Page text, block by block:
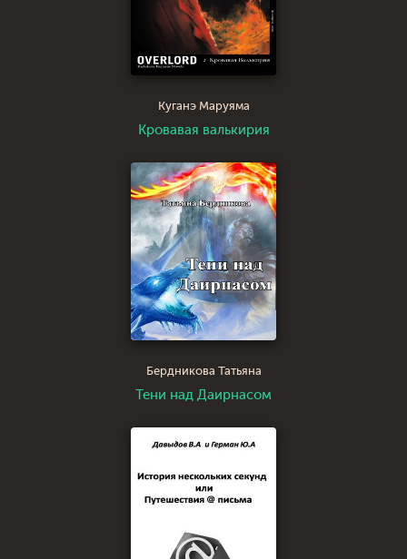
Куганэ Маруяма
Кровавая валькирия
Бердникова Татьяна
Тени над Даирнасом